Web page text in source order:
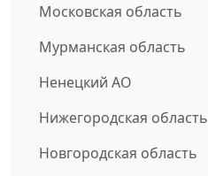
Московская область
Мурманская область
Ненецкий АО
Нижегородская область
Новгородская область